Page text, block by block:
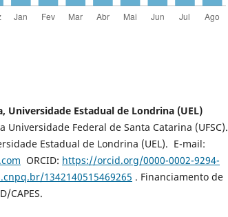
Universidade Estadual de Londrina (UEL)
Universidade Federal de Santa Catarina (UFSC).
Estadual de Londrina (UEL). E-mail:
ORCID: https://orcid.org/0000-0002-9294-
1342140515469265 . Financiamento de
CAPES.